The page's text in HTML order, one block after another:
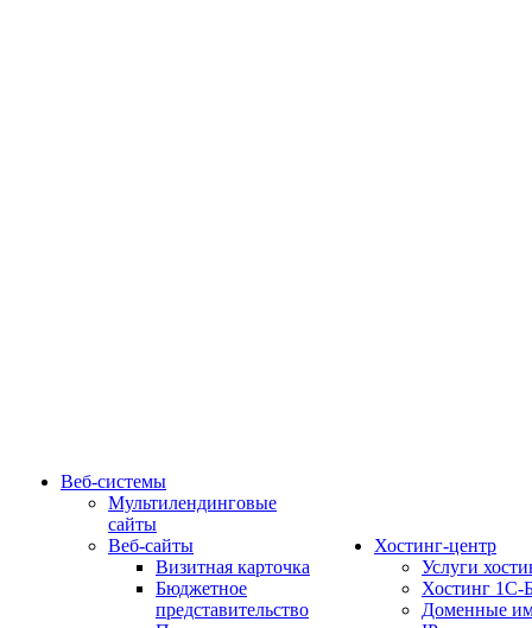
Веб-системы
Мультилендинговые
сайты
Веб-сайты
Визитная карточка
Бюджетное
представительство
Хостинг-центр
Услуги
Хостинг 1С-
Доменные